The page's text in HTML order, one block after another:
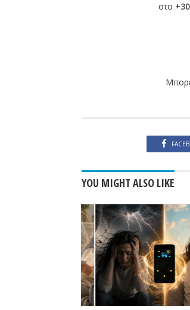
στο
YOU MIGHT ALSO LIKE